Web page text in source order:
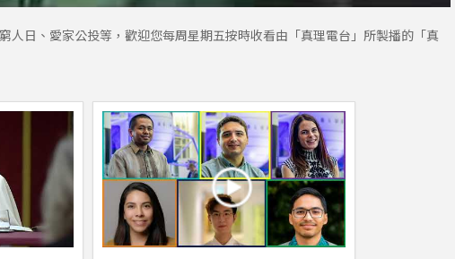
日、愛家公投等，歡迎您每周星期五按時收看由「真理電台」所製播的「真